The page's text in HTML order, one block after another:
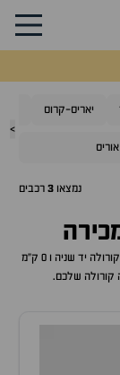
>
יאריס-קרוס
אוריס
נמצאו 3 רכבים
יד שניה ו 0 ק"מ
קורולה שלכם.